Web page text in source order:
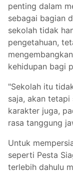
penting dalam
sebagai bagian
sekolah tidak
pengetahuan,
kehidupan bagi
"Sekolah itu
saja, akan
karakter juga,
rasa tanggung
Untuk
seperti Pesta
terlebih dahulu